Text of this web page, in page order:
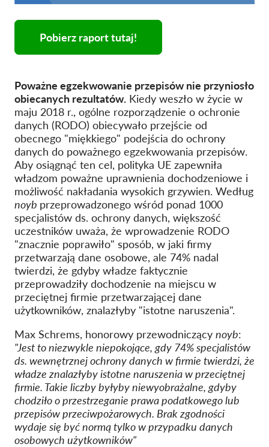
Pobierz raport tutaj!
Poważne egzekwowanie przepisów nie przyniosło
obiecanych rezultatów. Kiedy weszło w życie w
maju 2018 r., ogólne rozporządzenie o ochronie
danych (RODO) obiecywało przejście od
obecnego "miękkiego" podejścia do ochrony
danych do poważnego egzekwowania przepisów.
Aby osiągnąć ten cel, polityka UE zapewniła
władzom poważne uprawnienia dochodzeniowe i
możliwość nakładania wysokich grzywien. Według
noyb przeprowadzonego wśród ponad 1000
specjalistów ds. ochrony danych, większość
uczestników uważa, że wprowadzenie RODO
"znacznie poprawiło" sposób, w jaki firmy
przetwarzają dane osobowe, ale 74% nadal
twierdzi, że gdyby władze faktycznie
przeprowadziły dochodzenie na miejscu w
przeciętnej firmie przetwarzającej dane
użytkowników, znalazłyby "istotne naruszenia".
Max Schrems, honorowy przewodniczący noyb:
"Jest to niezwykle niepokojące, gdy 74% specjalistów
ds. wewnętrznej ochrony danych w firmie twierdzi, że
władze znalazłyby istotne naruszenia w przeciętnej
firmie. Takie liczby byłyby niewyobrażalne, gdyby
chodziło o przestrzeganie prawa podatkowego lub
przepisów przeciwpożarowych. Brak zgodności
wydaje się być normą tylko w przypadku danych
osobowych użytkowników"